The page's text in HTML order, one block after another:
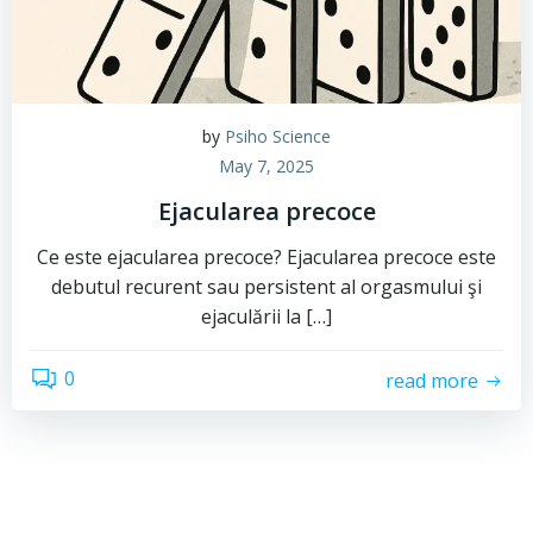
by Psiho Science
May 7, 2025
Ejacularea precoce
Ce este ejacularea precoce? Ejacularea precoce este
debutul recurent sau persistent al orgasmului şi
ejaculării la […]
0 read more